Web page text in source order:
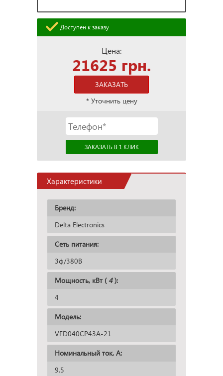
Доступен к заказу
Цена:
21625 грн.
ЗАКАЗАТЬ
* Уточнить цену
Характеристики
Бренд:
Delta Electronics
Сеть питания:
3ф/380В
Мощность, кВт (4):
4
Модель:
VFD040CP43A-21
Номинальный ток, А:
9,5